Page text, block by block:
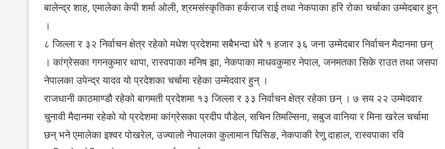
बालेन्द्र शाह, एमालेका केपी शर्मा ओली, श्रमसंस्कृतिका हर्कराज राई तथा नेकपाका हरि रोका चर्चाका उम्मेदबार हुन्
।
८ जिल्ला र ३२ निर्वाचन क्षेत्र रहेको मधेश प्रदेशमा सबैभन्दा धेरै १ हजार ३६ जना उम्मेदबार निर्वाचन मैदानमा छन्
। कांग्रेसका गगनकुमार थापा, रास्वपाका मनिष झा, नेकपाका माधवकुमार नेपाल, जनमतका सिके राउत तथा जसपा
नेपालका उपेन्द्र यादव यो प्रदेशका चर्चामा रहेका उम्मेदवार हुन् ।
राजधानी काठमाण्डौ रहेको बागमती प्रदेशमा १३ जिल्ला र ३३ निर्वाचन क्षेत्र रहेका छन् । ७ सय २२ उम्मेदवार
चुनावी मैदानमा रहेको यो प्रदेशमा कांग्रेसका प्रदीप पौडेल, सचिन तिमल्सिना, सबुज वानिया र मिना खरेल चर्चामा
छन् भने एमालेका इश्वर पोखरेल, उज्यालो नेपालका कुलामान घिसिङ, नेकपाकी रेणु दाहाल, रास्वपाका रवि